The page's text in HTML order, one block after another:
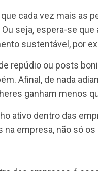
tristes na
todas as partes
o seu verdadeiro
esse
de maneira